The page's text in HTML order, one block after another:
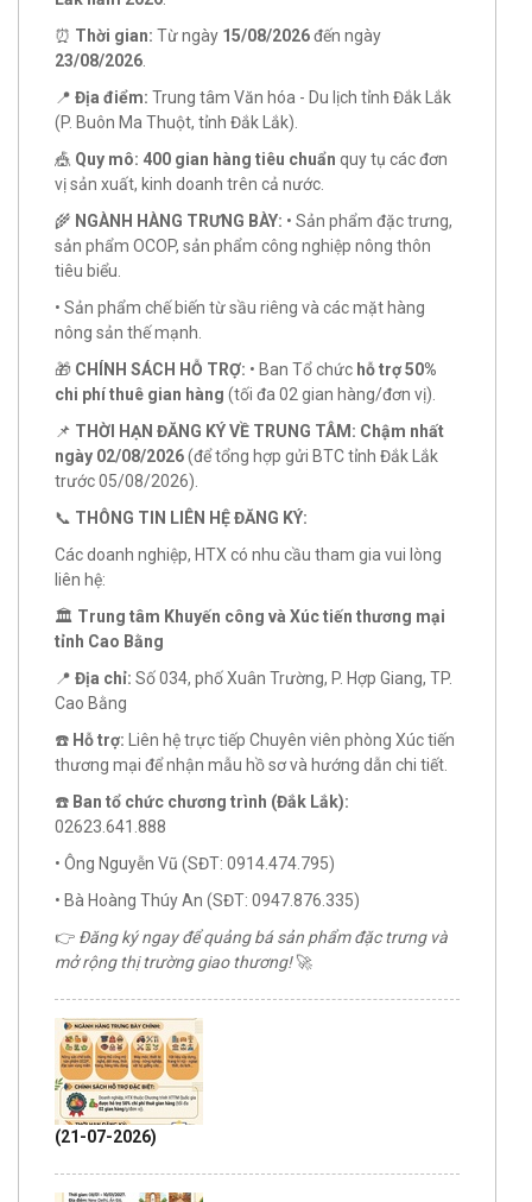
⏰ Thời gian: Từ ngày 15/08/2026đến ngày
23/08/2026
📍 Địa điểm: Trung tâm Văn hóa - Du lịch tỉnh Đắk Lắk
(P. Buôn Ma Thuột, tỉnh Đắk Lắk).
🎪 Quy mô: 400 gian hàng tiêu chuẩn quy tụ các đơn
vị sản xuất, kinh doanh trên cả nước.
🌾 NGÀNH HÀNG TRƯNG BÀY: • Sản phẩm đặc trưng,
sản phẩm OCOP, sản phẩm công nghiệp nông thôn
tiêu biểu.
• Sản phẩm chế biến từ sầu riêng và các mặt hàng
nông sản thế mạnh.
🎁 CHÍNH SÁCH HỖ TRỢ: • Ban Tổ chức hỗ trợ 50%
chi phí thuê gian hàng (tối đa 02 gian hàng/đơn vị).
📌 THỜI HẠN ĐĂNG KÝ VỀ TRUNG TÂM: Chậm nhất
ngày 02/08/2026(để tổng hợp gửi BTC tỉnh Đắk Lắk
trước 05/08/2026).
📞 THÔNG TIN LIÊN HỆ ĐĂNG KÝ:
Các doanh nghiệp, HTX có nhu cầu tham gia vui lòng
liên hệ:
🏛️ Trung tâm Khuyến công và Xúc tiến thương mại
tỉnh Cao Bằng
📍 Địa chỉ: Số 034, phố Xuân Trường, P. Hợp Giang, TP.
Cao Bằng
☎️ Hỗ trợ: Liên hệ trực tiếp Chuyên viên phòng Xúc tiến
thương mại để nhận mẫu hồ sơ và hướng dẫn chi tiết.
☎️ Ban tổ chức chương trình (Đắk Lắk):
02623.641.888
• Ông Nguyễn Vũ (SĐT: 0914.474.795)
• Bà Hoàng Thúy An (SĐT: 0947.876.335)
👉 Đăng ký ngay để quảng bá sản phẩm đặc trưng và
mở rộng thị trường giao thương!🚀
(21-07-2026)